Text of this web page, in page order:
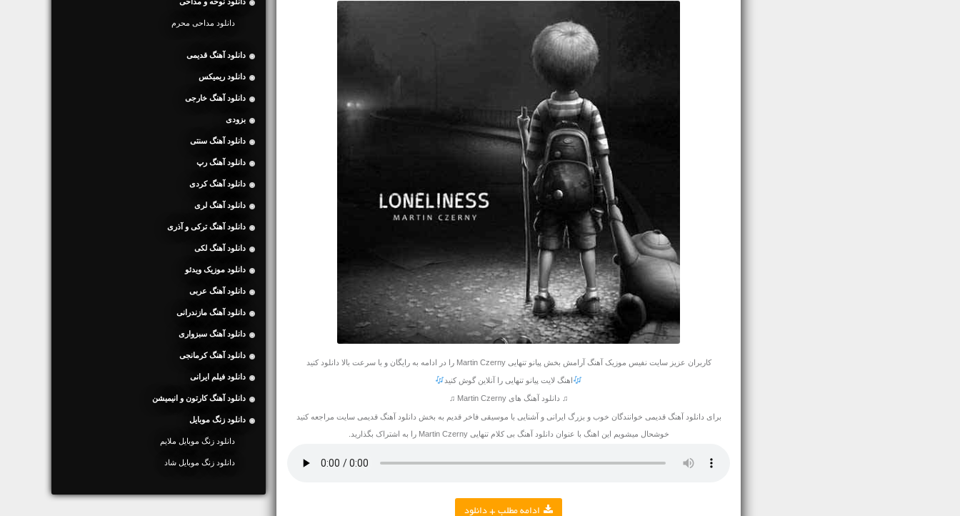
کاربران عزیز سایت نفیس موزیک آهنگ آرامش بخش پیانو تنهایی Martin Czerny را در ادامه به رایگان و با سرعت بالا دانلود کنید
اهنگ لایت پیانو تنهایی را آنلاین گوش کنید
♫ دانلود آهنگ های Martin Czerny ♫
برای دانلود آهنگ قدیمی خوانندگان خوب و بزرگ ایرانی و آشنایی با موسیقی فاخر قدیم به بخش دانلود آهنگ قدیمی سایت مراجعه کنید
خوشحال میشویم این اهنگ با عنوان دانلود آهنگ بی کلام تنهایی Martin Czerny را به اشتراک بگذارید.
ادامه مطلب + دانلود
دانلود مداحی محرم
دانلود آهنگ قدیمی
دانلود ریمیکس
دانلود آهنگ خارجی
بزودی
دانلود آهنگ سنتی
دانلود آهنگ رپ
دانلود آهنگ کردی
دانلود آهنگ لری
دانلود آهنگ ترکی و آذری
دانلود آهنگ لکی
دانلود موزیک ویدئو
دانلود آهنگ عربی
دانلود آهنگ مازندرانی
دانلود آهنگ سبزواری
دانلود آهنگ کرمانجی
دانلود فیلم ایرانی
دانلود آهنگ کارتون و انیمیشن
دانلود زنگ موبایل
دانلود زنگ موبایل ملایم
دانلود زنگ موبایل شاد